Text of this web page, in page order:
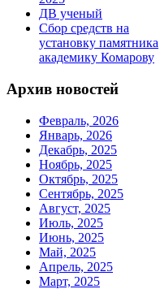
ДВ ученый
Сбор средств на
установку памятника
академику Комарову
Архив новостей
Февраль, 2026
Январь, 2026
Декабрь, 2025
Ноябрь, 2025
Октябрь, 2025
Сентябрь, 2025
Август, 2025
Июль, 2025
Июнь, 2025
Май, 2025
Апрель, 2025
Март, 2025